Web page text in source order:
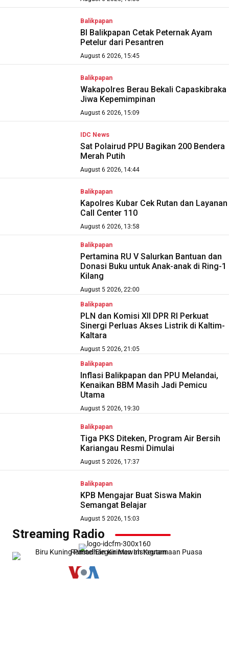
Balikpapan
BI Balikpapan Cetak Peternak Ayam
Petelur dari Pesantren
August 6 2026, 15:45
Balikpapan
Wakapolres Berau Bekali Capaskibraka
Jiwa Kepemimpinan
August 6 2026, 15:09
IDC News
Sat Polairud PPU Bagikan 200 Bendera
Merah Putih
August 6 2026, 14:44
Balikpapan
Kapolres Kubar Cek Rutan dan Layanan
Call Center 110
August 6 2026, 13:58
Balikpapan
Pertamina RU V Salurkan Bantuan dan
Donasi Buku untuk Anak-anak di Ring-1
Kilang
August 5 2026, 22:00
Balikpapan
PLN dan Komisi XII DPR RI Perkuat
Sinergi Perluas Akses Listrik di Kaltim-
Kaltara
August 5 2026, 21:05
Balikpapan
Inflasi Balikpapan dan PPU Melandai,
Kenaikan BBM Masih Jadi Pemicu
Utama
August 5 2026, 19:30
Balikpapan
Tiga PKS Diteken, Program Air Bersih
Kariangau Resmi Dimulai
August 5 2026, 17:37
Balikpapan
KPB Mengajar Buat Siswa Makin
Semangat Belajar
August 5 2026, 15:03
Streaming Radio